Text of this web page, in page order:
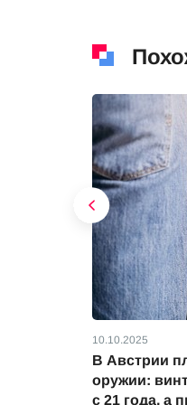
10.10.2025
В Австрии
оружии:
с 21 года, а